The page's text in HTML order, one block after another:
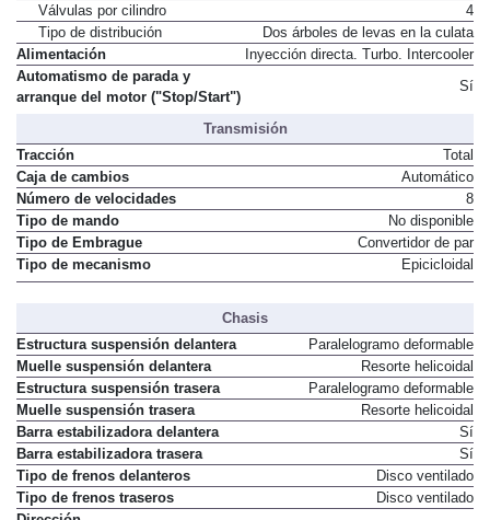
Válvulas por cilindro
4
Tipo de distribución
Dos árboles de levas en la culata
Alimentación
Inyección directa. Turbo. Intercooler
Automatismo de parada y
arranque del motor ("Stop/Start")
Sí
Transmisión
Tracción
Total
Caja de cambios
Automático
Número de velocidades
8
Tipo de mando
No disponible
Tipo de Embrague
Convertidor de par
Tipo de mecanismo
Epicicloidal
Chasis
Estructura suspensión delantera
Paralelogramo deformable
Muelle suspensión delantera
Resorte helicoidal
Estructura suspensión trasera
Paralelogramo deformable
Muelle suspensión trasera
Resorte helicoidal
Barra estabilizadora delantera
Sí
Barra estabilizadora trasera
Sí
Tipo de frenos delanteros
Disco ventilado
Tipo de frenos traseros
Disco ventilado